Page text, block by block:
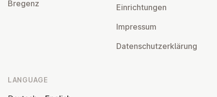
Bregenz
Ein­rich­tun­gen
Impressum
Datens­chutzerklärung
LANGUAGE